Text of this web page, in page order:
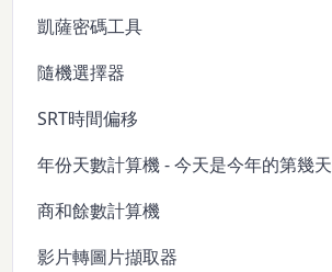
凱薩密碼工具
隨機選擇器
SRT時間偏移
年份天數計算機 - 今天是今年的第幾天
商和餘數計算機
影片轉圖片擷取器